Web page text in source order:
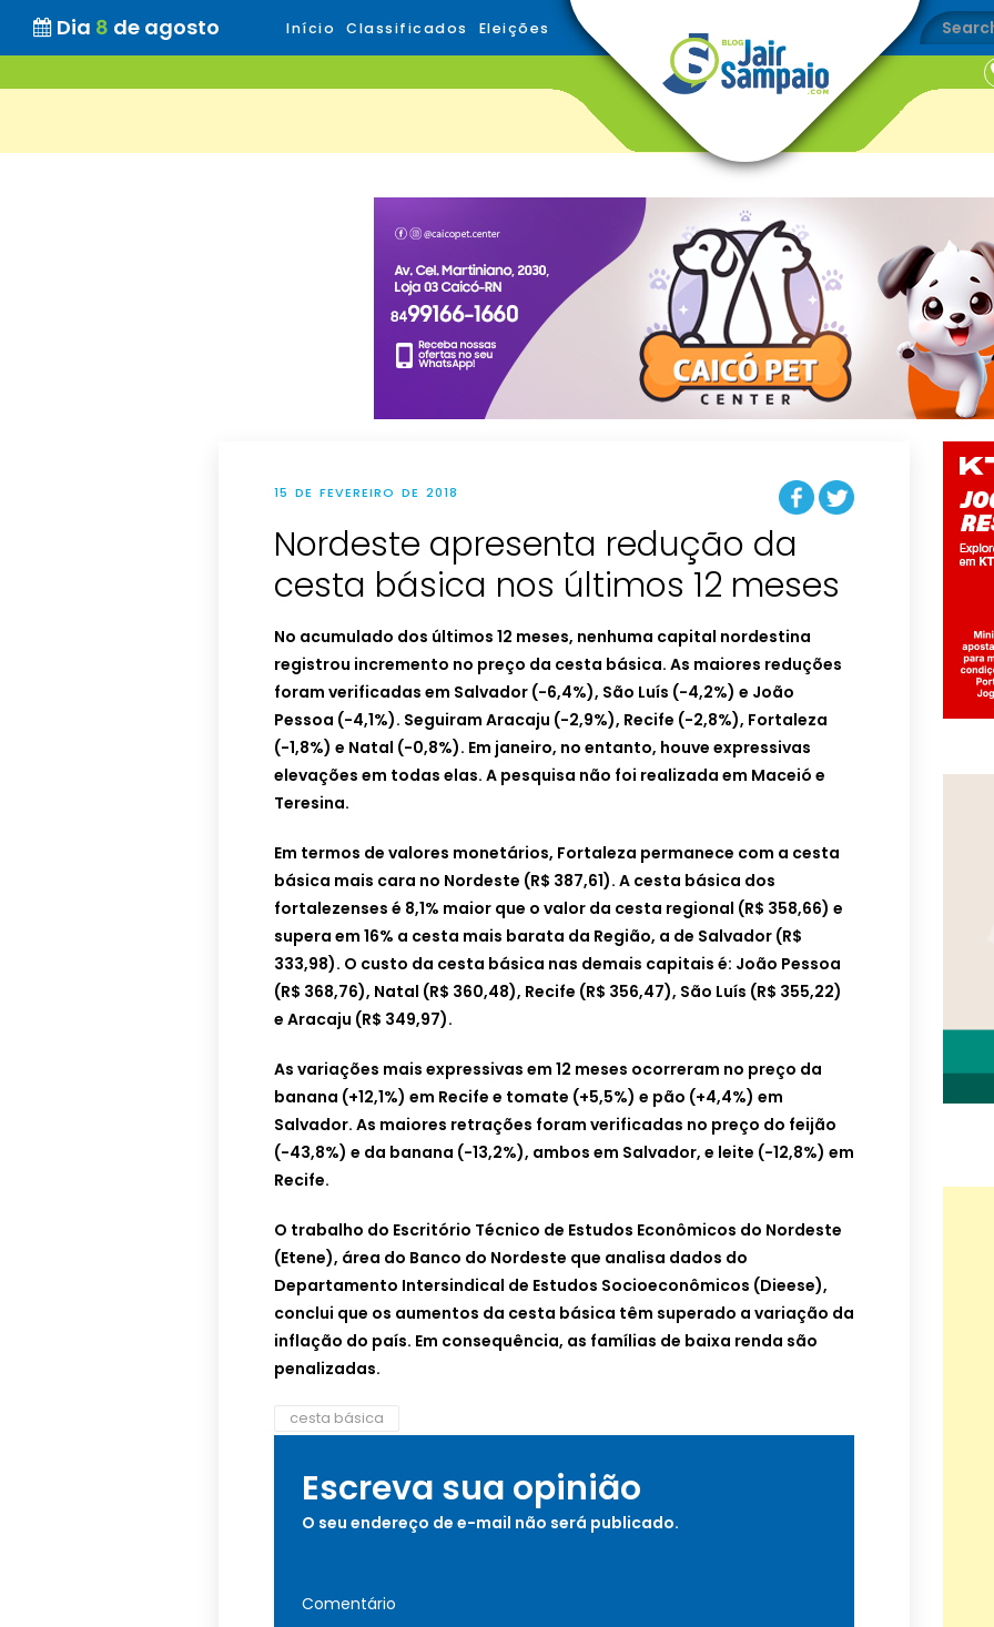
Dia 8 de agosto Início Classificados Eleições
15 DE FEVEREIRO DE 2018
Nordeste apresenta redução da
cesta básica nos últimos 12 meses
No acumulado dos últimos 12 meses, nenhuma capital nordestina
registrou incremento no preço da cesta básica. As maiores reduções
foram verificadas em Salvador (-6,4%), São Luís (-4,2%) e João
Pessoa (-4,1%). Seguiram Aracaju (-2,9%), Recife (-2,8%), Fortaleza
(-1,8%) e Natal (-0,8%). Em janeiro, no entanto, houve expressivas
elevações em todas elas. A pesquisa não foi realizada em Maceió e
Teresina.
Em termos de valores monetários, Fortaleza permanece com a cesta
básica mais cara no Nordeste (R$ 387,61). A cesta básica dos
fortalezenses é 8,1% maior que o valor da cesta regional (R$ 358,66) e
supera em 16% a cesta mais barata da Região, a de Salvador (R$
333,98). O custo da cesta básica nas demais capitais é: João Pessoa
(R$ 368,76), Natal (R$ 360,48), Recife (R$ 356,47), São Luís (R$ 355,22)
e Aracaju (R$ 349,97).
As variações mais expressivas em 12 meses ocorreram no preço da
banana (+12,1%) em Recife e tomate (+5,5%) e pão (+4,4%) em
Salvador. As maiores retrações foram verificadas no preço do feijão
(-43,8%) e da banana (-13,2%), ambos em Salvador, e leite (-12,8%) em
Recife.
O trabalho do Escritório Técnico de Estudos Econômicos do Nordeste
(Etene), área do Banco do Nordeste que analisa dados do
Departamento Intersindical de Estudos Socioeconômicos (Dieese),
conclui que os aumentos da cesta básica têm superado a variação da
inflação do país. Em consequência, as famílias de baixa renda são
penalizadas.
cesta básica
Escreva sua opinião
O seu endereço de e-mail não será publicado.
Comentário